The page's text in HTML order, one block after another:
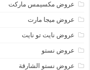
عروض مكسيمس ماركت
عروض ميجا مارت
عروض نايت تو نايت
عروض نستو
عروض نستو الشارقة